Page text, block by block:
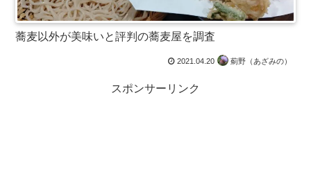
蕎麦以外が美味いと評判の蕎麦屋を調査
2021.04.20 薊野（あざみの）
スポンサーリンク